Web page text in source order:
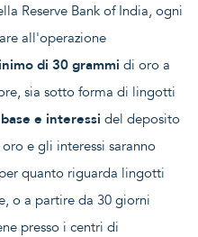
Reserve Bank of India, ogni
all'operazione
di 30 grammi di oro a
sia sotto forma di lingotti
e interessi del deposito
e gli interessi saranno
quanto riguarda lingotti
o a partire da 30 giorni
presso i centri di